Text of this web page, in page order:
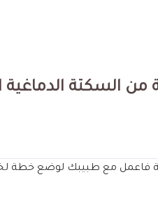
السكتة الدماغية
فاعمل مع طبيبك لوضع خطة